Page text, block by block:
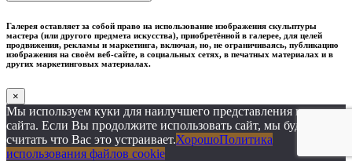
Галерея оставляет за собой право на использование изображения скульптуры
мастера (или другого предмета искусства), приобретённой в галерее, для целей
продвижения, рекламы и маркетинга, включая, но, не ограничиваясь, публикацию
изображения на своём веб-сайте, в социальных сетях, в печатных материалах и в
других маркетинговых материалах.
×
Мы используем куки для наилучшего представления нашего
сайта. Если Вы продолжите использовать сайт, мы будем
считать что Вас это устраивает.ХорошоПолитика
использования файлов cookie